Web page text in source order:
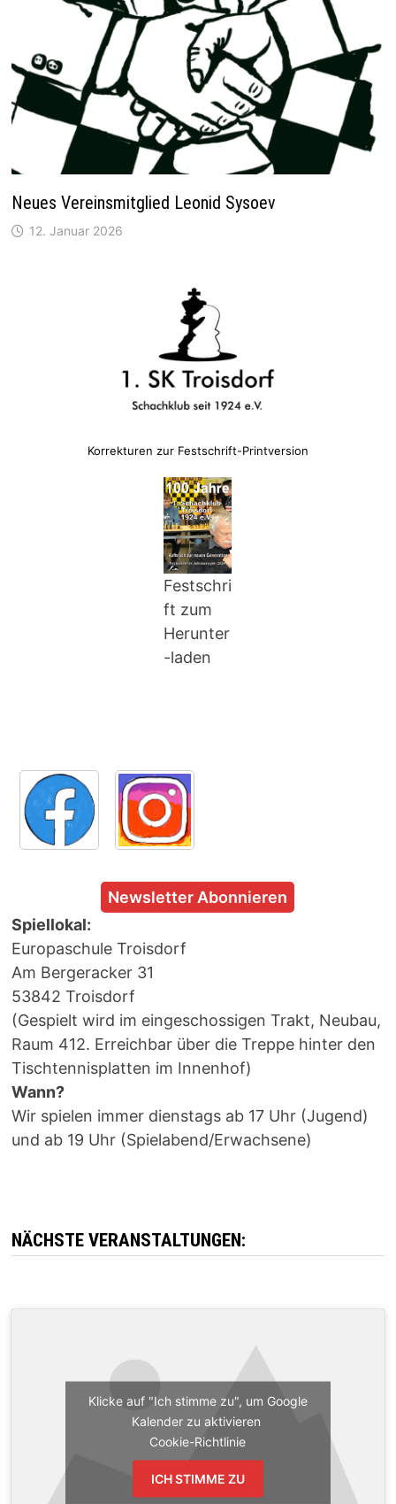
Neues Vereinsmitglied Leonid Sysoev
12. Januar 2026
Korrekturen zur Festschrift-Printversion
Festschri
ft zum
Herunter
-laden
Newsletter Abonnieren
Spiellokal:
Europaschule Troisdorf
Am Bergeracker 31
53842 Troisdorf
(Gespielt wird im eingeschossigen Trakt, Neubau,
Raum 412. Erreichbar über die Treppe hinter den
Tischtennisplatten im Innenhof)
Wann?
Wir spielen immer dienstags ab 17 Uhr (Jugend)
und ab 19 Uhr (Spielabend/Erwachsene)
NÄCHSTE VERANSTALTUNGEN:
Klicke auf "Ich stimme zu", um Google
Kalender zu aktivieren
Cookie-Richtlinie
ICH STIMME ZU